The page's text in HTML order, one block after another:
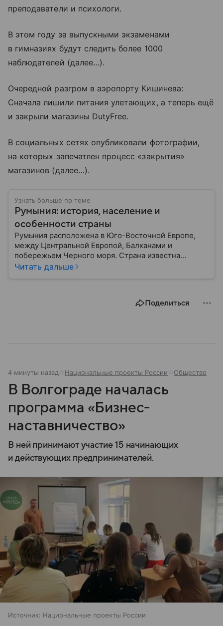
преподаватели и психологи.
В этом году за выпускными экзаменами
в гимназиях будут следить более 1000
наблюдателей (далее…).
Очередной разгром в аэропорту Кишинева:
Сначала лишили питания улетающих, а теперь ещё
и закрыли магазины DutyFree.
В социальных сетях опубликовали фотографии,
на которых запечатлен процесс «закрытия»
магазинов (далее…).
Узнать больше по теме
Румыния: история, население и
особенности страны
Румыния расположена в Юго-Восточной Европе,
между Центральной Европой, Балканами и
побережьем Черного моря. Страна известна
богатой историей, живописными Карпатскими
Читать дальше
Поделиться
4 минуты назад Национальные проекты России Общество
В Волгограде началась
программа «Бизнес-
наставничество»
В ней принимают участие 15 начинающих
и действующих предпринимателей.
Источник: Национальные проекты России